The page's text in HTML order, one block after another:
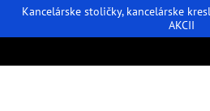
Kancelárske stoličky, kancelárske
AKCII